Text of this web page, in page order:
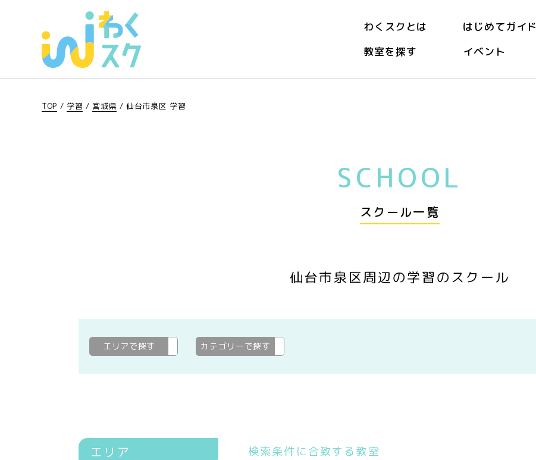
わくスクとは はじめてガイド
教室を探す
イベント
TOP / 学習 / 宮城県 /仙台市泉区 学習
SCHOOL
スクール一覧
仙台市泉区周辺の学習のスクール
エリアで探す 仙台市泉区
カテゴリーで探す
エリア 検索条件に合致する教室